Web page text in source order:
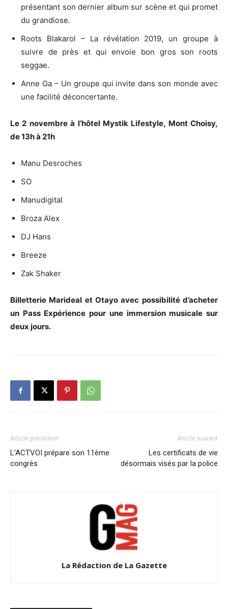
présentant son dernier album sur scène et qui promet
du grandiose.
Roots Blakarol – La révélation 2019, un groupe à
suivre de près et qui envoie bon gros son roots
seggae.
Anne Ga – Un groupe qui invite dans son monde avec
une facilité déconcertante.
Le 2 novembre à l’hôtel Mystik Lifestyle, Mont Choisy,
de 13h à 21h
Manu Desroches
SO
Manudigital
Broza Alex
DJ Hans
Breeze
Zak Shaker
Billetterie Marideal et Otayo avec possibilité d’acheter
un Pass Expérience pour une immersion musicale sur
deux jours.
Article précédent
L’ACTVOI prépare son 11ème
congrès
Article suivant
Les certificats de vie
désormais visés par la police
La Rédaction de La Gazette